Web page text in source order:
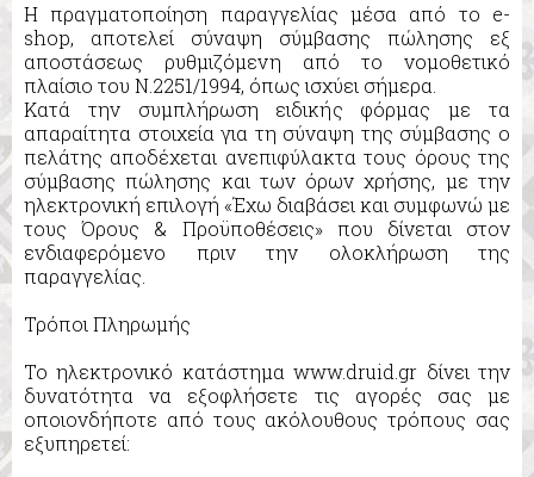
Η πραγματοποίηση παραγγελίας μέσα από το e-
shop, αποτελεί σύναψη σύμβασης πώλησης εξ
αποστάσεως ρυθμιζόμενη από το νομοθετικό
πλαίσιο του Ν.2251/1994, όπως ισχύει σήμερα.
Κατά την συμπλήρωση ειδικής φόρμας με τα
απαραίτητα στοιχεία για τη σύναψη της σύμβασης ο
πελάτης αποδέχεται ανεπιφύλακτα τους όρους της
σύμβασης πώλησης και των όρων χρήσης, με την
ηλεκτρονική επιλογή «Έχω διαβάσει και συμφωνώ με
τους Όρους & Προϋποθέσεις» που δίνεται στον
ενδιαφερόμενο πριν την ολοκλήρωση της
παραγγελίας.
Τρόποι Πληρωμής
Το ηλεκτρονικό κατάστημα www.druid.gr δίνει την
δυνατότητα να εξοφλήσετε τις αγορές σας με
οποιονδήποτε από τους ακόλουθους τρόπους σας
εξυπηρετεί: